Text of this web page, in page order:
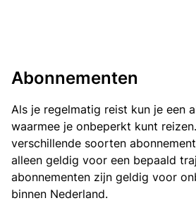
Abonnementen
Als je regelmatig reist kun je een
waarmee je onbeperkt kunt
verschillende soorten
alleen geldig voor een bepaald
abonnementen zijn geldig voor
binnen Nederland.